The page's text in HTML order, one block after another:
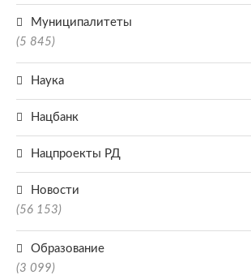
Муниципалитеты
(5 845)
Наука
Нацбанк
Нацпроекты РД
Новости
(56 153)
Образование
(3 099)